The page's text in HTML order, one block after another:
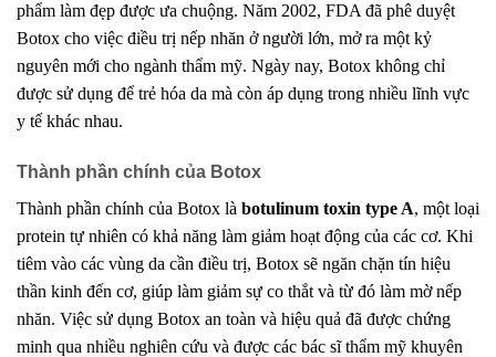
phẩm làm đẹp được ưa chuộng. Năm 2002, FDA đã phê duyệt
Botox cho việc điều trị nếp nhăn ở người lớn, mở ra một kỷ
nguyên mới cho ngành thẩm mỹ. Ngày nay, Botox không chỉ
được sử dụng để trẻ hóa da mà còn áp dụng trong nhiều lĩnh vực
y tế khác nhau.
Thành phần chính của Botox
Thành phần chính của Botox là botulinum toxin type A, một loại
protein tự nhiên có khả năng làm giảm hoạt động của các cơ. Khi
tiêm vào các vùng da cần điều trị, Botox sẽ ngăn chặn tín hiệu
thần kinh đến cơ, giúp làm giảm sự co thắt và từ đó làm mờ nếp
nhăn. Việc sử dụng Botox an toàn và hiệu quả đã được chứng
minh qua nhiều nghiên cứu và được các bác sĩ thẩm mỹ khuyên